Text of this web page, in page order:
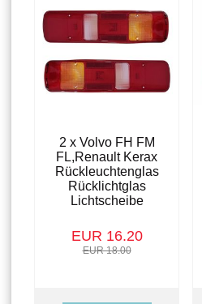
2 x Volvo FH FM
FL,Renault Kerax
Rückleuchtenglas
Rücklichtglas
Lichtscheibe
EUR 16.20
EUR 18.00